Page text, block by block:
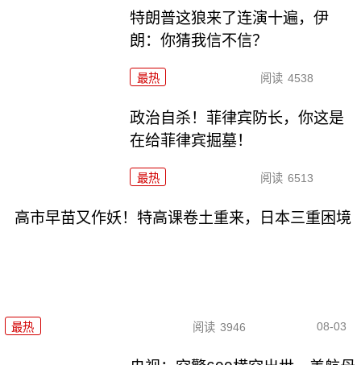
特朗普这狼来了连演十遍，伊
朗：你猜我信不信？
最热 阅读 4538
政治自杀！菲律宾防长，你这是
在给菲律宾掘墓！
最热 阅读 6513
高市早苗又作妖！特高课卷土重来，日本三重困境
最热 阅读 3946 08-03